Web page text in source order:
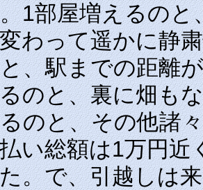
1部屋増えるの
わって遥かに静
、駅までの距離
のと、裏に畑も
のと、その他諸
い総額は1万円
。で、引越しは